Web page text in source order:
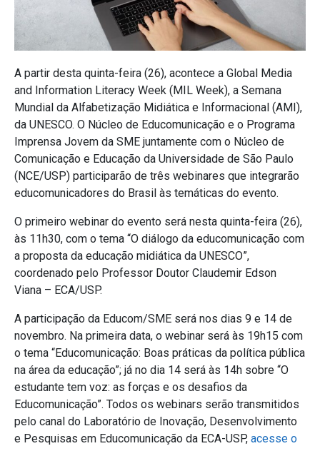
A partir desta quinta-feira (26), acontece a Global Media
and Information Literacy Week (MIL Week), a Semana
Mundial da Alfabetização Midiática e Informacional (AMI),
da UNESCO. O Núcleo de Educomunicação e o Programa
Imprensa Jovem da SME juntamente com o Núcleo de
Comunicação e Educação da Universidade de São Paulo
(NCE/USP) participarão de três webinares que integrarão
educomunicadores do Brasil às temáticas do evento.
O primeiro webinar do evento será nesta quinta-feira (26),
às 11h30, com o tema “O diálogo da educomunicação com
a proposta da educação midiática da UNESCO”,
coordenado pelo Professor Doutor Claudemir Edson
Viana – ECA/USP.
A participação da Educom/SME será nos dias 9 e 14 de
novembro. Na primeira data, o webinar será às 19h15 com
o tema “Educomunicação: Boas práticas da política pública
na área da educação”; já no dia 14 será às 14h sobre “O
estudante tem voz: as forças e os desafios da
Educomunicação”. Todos os webinars serão transmitidos
pelo canal do Laboratório de Inovação, Desenvolvimento
e Pesquisas em Educomunicação da ECA-USP, acesse o